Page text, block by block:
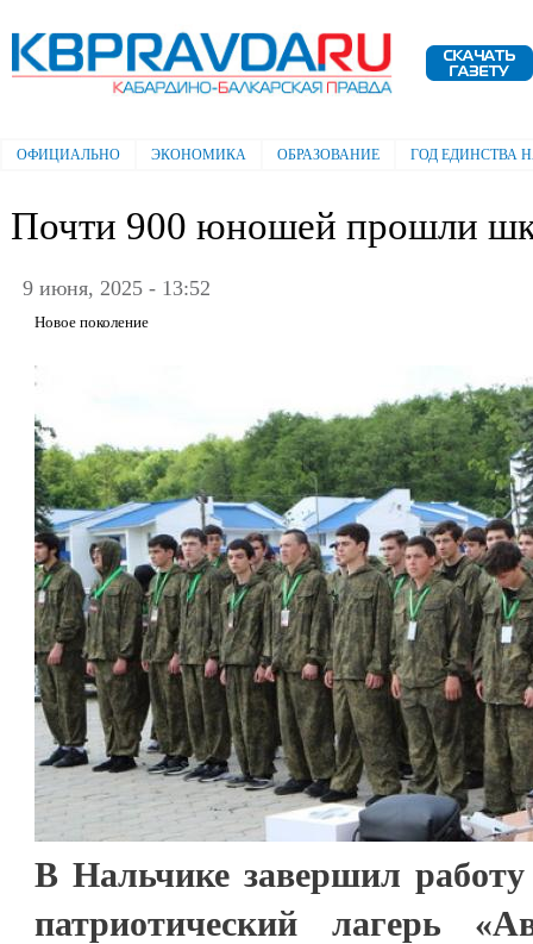
Электронная газета "Кабардино-
Балкарская правда"
Главное меню
ОФИЦИАЛЬНО ЭКОНОМИКА ОБРАЗОВАНИЕ ГОД ЕДИНСТВА
Почти 900 юношей прошли
9 июня, 2025 - 13:52
Новое поколение
В Нальчике завершил
патриотический лагерь